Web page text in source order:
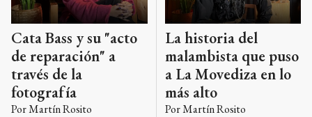
Cata Bass y su "acto
de reparación" a
través de la
fotografía
PorMartín Rosito
La historia del
malambista que puso
a La Movediza en lo
más alto
PorMartín Rosito